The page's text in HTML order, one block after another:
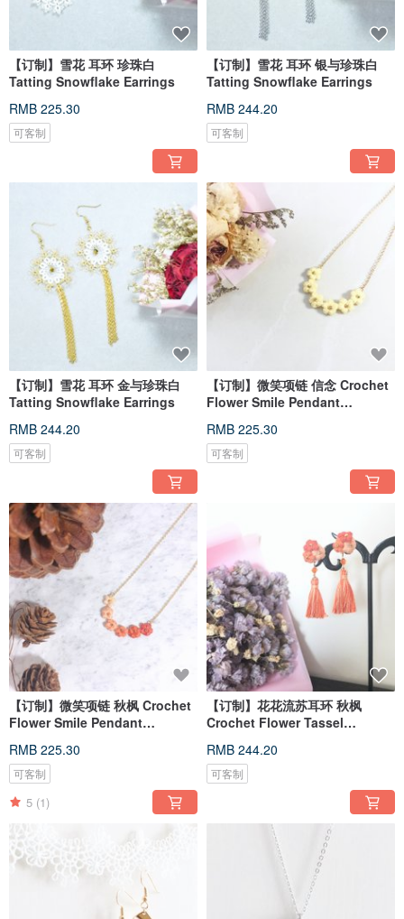
【订制】雪花 耳环 珍珠白
Tatting Snowflake Earrings
RMB 225.30
可客制
【订制】雪花 耳环 银与珍珠白
Tatting Snowflake Earrings
RMB 244.20
可客制
【订制】雪花 耳环 金与珍珠白
Tatting Snowflake Earrings
RMB 244.20
可客制
【订制】微笑项链 信念 Crochet
Flower Smile Pendant
RMB 225.30
可客制
【订制】微笑项链 秋枫 Crochet
Flower Smile Pendant
RMB 225.30
可客制
5 (1)
【订制】花花流苏耳环 秋枫
Crochet Flower Tassel
RMB 244.20
可客制